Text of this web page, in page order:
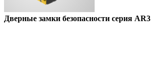
Дверные замки безопасности серия AR3